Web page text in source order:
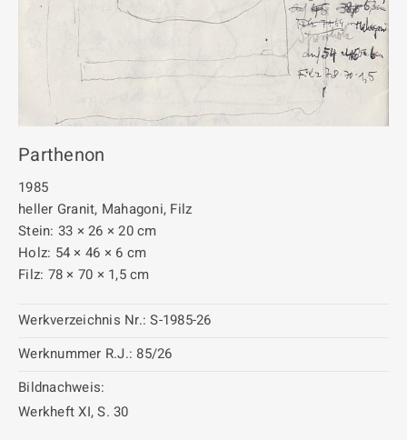
Parthenon
1985
heller Granit, Mahagoni, Filz
Stein: 33 × 26 × 20 cm
Holz: 54 × 46 × 6 cm
Filz: 78 × 70 × 1,5 cm
Werkverzeichnis Nr.: S-1985-26
Werknummer R.J.: 85/26
Bildnachweis:
Werkheft XI, S. 30